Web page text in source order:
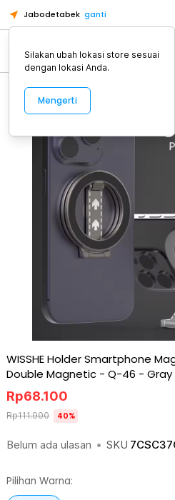
Jabodetabek ganti
Alat Kopi
WISSHE Holder Smartphone
Double Magnetic - Q-46 - Gray
Belum ada ulasan • SKU
Rp68.100
Rp111.900 40%
Pilihan Warna:
Silakan ubah lokasi store sesuai
dengan lokasi Anda.
Mengerti